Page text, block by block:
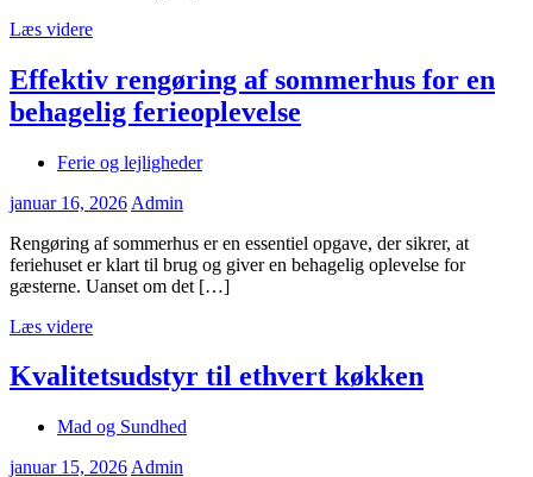
Læs videre
Effektiv rengøring af sommerhus for en
behagelig ferieoplevelse
Ferie og lejligheder
januar 16, 2026 Admin
Rengøring af sommerhus er en essentiel opgave, der sikrer, at
feriehuset er klart til brug og giver en behagelig oplevelse for
gæsterne. Uanset om det […]
Læs videre
Kvalitetsudstyr til ethvert køkken
Mad og Sundhed
januar 15, 2026 Admin